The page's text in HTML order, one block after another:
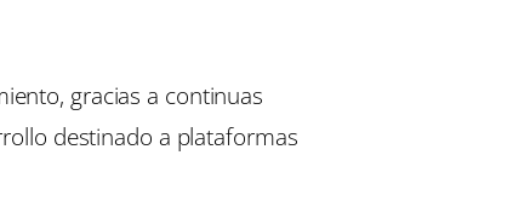
gracias a continuas
destinado a plataformas